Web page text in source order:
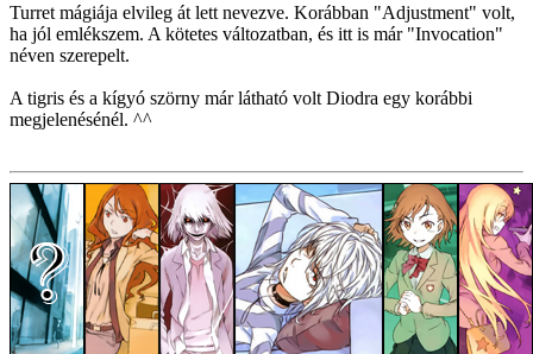
Turret mágiája elvileg át lett nevezve. Korábban "Adjustment" volt,
ha jól emlékszem. A kötetes változatban, és itt is már "Invocation"
néven szerepelt.
A tigris és a kígyó szörny már látható volt Diodra egy korábbi
megjelenésénél. ^^